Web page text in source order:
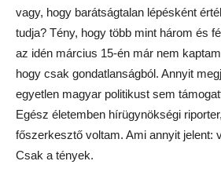
vagy, hogy barátságtalan lépésként
tudja? Tény, hogy több mint három és
az idén március 15-én már nem
hogy csak gondatlanságból. Annyit
egyetlen magyar politikust sem
Egész életemben hírügynökségi
főszerkesztő voltam. Ami annyit jelent:
Csak a tények.